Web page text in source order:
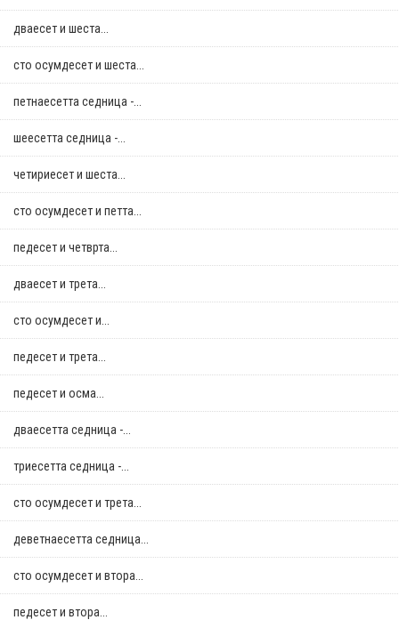
дваесет и шеста...
сто осумдесет и шеста...
петнаесетта седница -...
шеесетта седница -...
четириесет и шеста...
сто осумдесет и петта...
педесет и четврта...
дваесет и трета...
сто осумдесет и...
педесет и трета...
педесет и осма...
дваесетта седница -...
триесетта седница -...
сто осумдесет и трета...
деветнаесетта седница...
сто осумдесет и втора...
педесет и втора...